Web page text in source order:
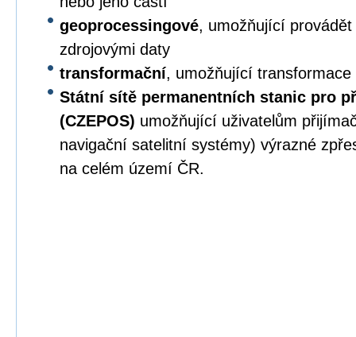
geoprocessingové, umožňující
zdrojovými daty
transformační, umožňující transformace
Státní sítě permanentních stanic pro
(CZEPOS) umožňující uživatelům
navigační satelitní systémy) výrazné
na celém území ČR.